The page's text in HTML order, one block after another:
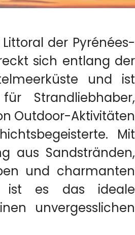
der Pyrénées-
sich entlang der
und ist
Strandliebhaber,
Outdoor-Aktivitäten
Mit
aus Sandstränden,
und charmanten
ist es das ideale
unvergesslichen